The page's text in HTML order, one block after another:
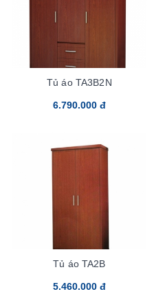
Tủ áo TA3B2N
6.790.000 đ
Tủ áo TA2B
5.460.000 đ